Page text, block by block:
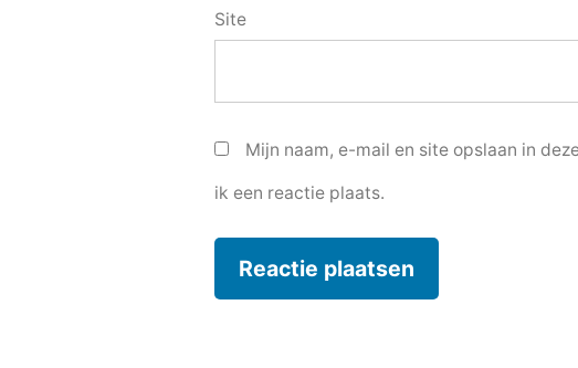
Site
Mijn naam, e-mail en site opslaan in
ik een reactie plaats.